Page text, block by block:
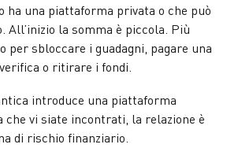
ha una piattaforma privata o che può
la somma è piccola. Più
per sbloccare i guadagni, pagare una
o ritirare i fondi.
introduce una piattaforma
che vi siate incontrati, la relazione è
di rischio finanziario.